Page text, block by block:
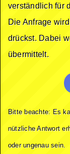
verständlich für
Die Anfrage
drückst. Dabei
übermittelt.
Bitte beachte: Es
nützliche Antwort
oder ungenau sein.